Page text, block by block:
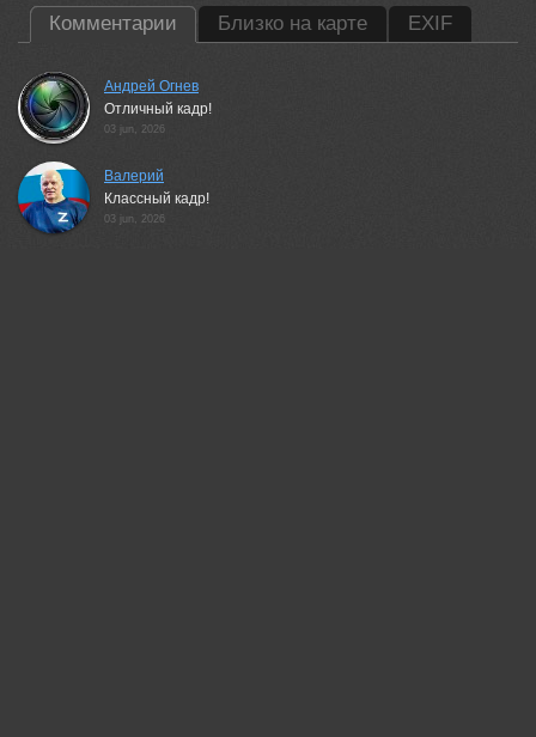
Комментарии Близко на карте EXIF
Андрей Огнев
Отличный кадр!
03 jun, 2026
Валерий
Классный кадр!
03 jun, 2026